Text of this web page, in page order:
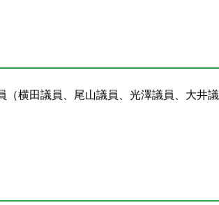
横田議員、尾山議員、光澤議員、大井